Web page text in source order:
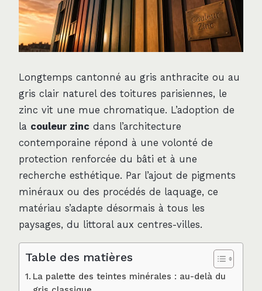
Longtemps cantonné au gris anthracite ou au
gris clair naturel des toitures parisiennes, le
zinc vit une mue chromatique. L’adoption de
la couleur zinc dans l’architecture
contemporaine répond à une volonté de
protection renforcée du bâti et à une
recherche esthétique. Par l’ajout de pigments
minéraux ou des procédés de laquage, ce
matériau s’adapte désormais à tous les
paysages, du littoral aux centres-villes.
Table des matières
La palette des teintes minérales : au-delà du